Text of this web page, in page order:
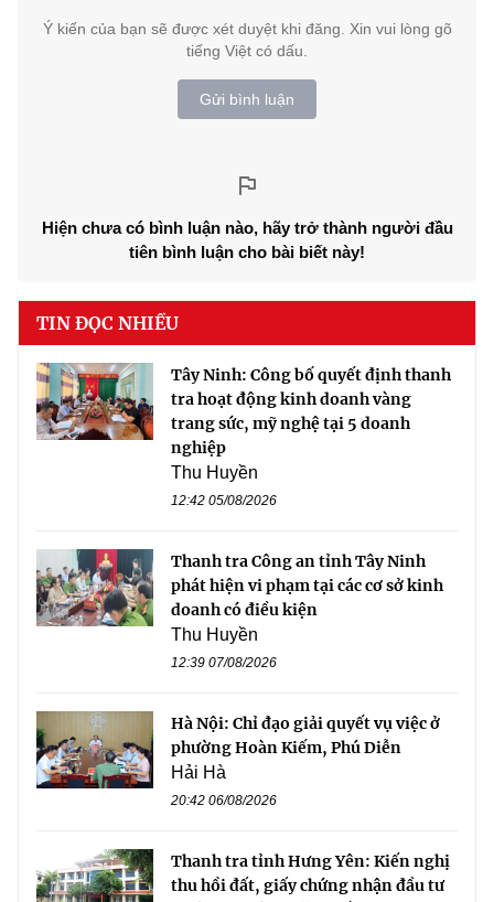
Ý kiến của bạn sẽ được xét duyệt khi đăng. Xin vui lòng gõ
tiếng Việt có dấu.
Gửi bình luận
Hiện chưa có bình luận nào, hãy trở thành người đầu
tiên bình luận cho bài biết này!
TIN ĐỌC NHIỀU
Tây Ninh: Công bố quyết định thanh
tra hoạt động kinh doanh vàng
trang sức, mỹ nghệ tại 5 doanh
nghiệp
Thu Huyền
12:42 05/08/2026
Thanh tra Công an tỉnh Tây Ninh
phát hiện vi phạm tại các cơ sở kinh
doanh có điều kiện
Thu Huyền
12:39 07/08/2026
Hà Nội: Chỉ đạo giải quyết vụ việc ở
phường Hoàn Kiếm, Phú Diễn
Hải Hà
20:42 06/08/2026
Thanh tra tỉnh Hưng Yên: Kiến nghị
thu hồi đất, giấy chứng nhận đầu tư